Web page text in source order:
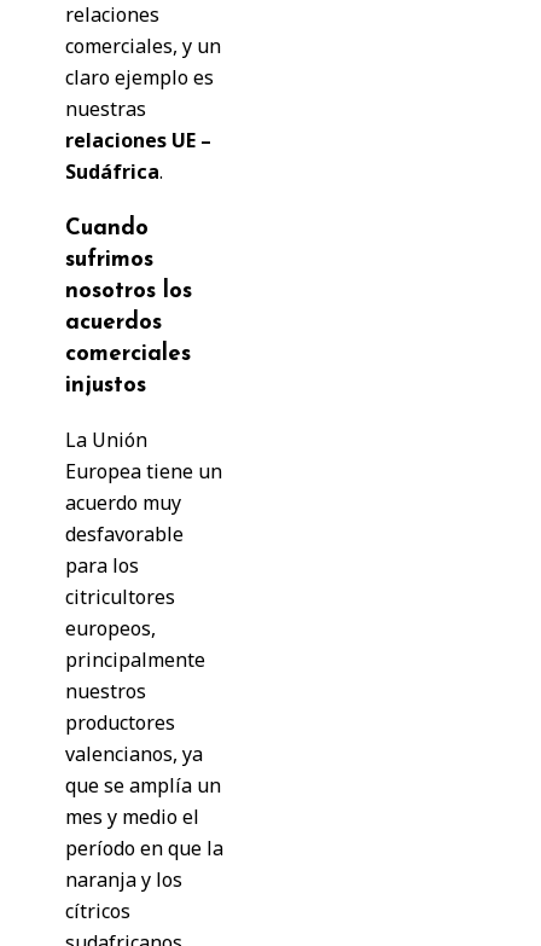
relaciones
comerciales, y un
claro ejemplo es
nuestras
relaciones UE –
Sudáfrica.
Cuando
sufrimos
nosotros los
acuerdos
comerciales
injustos
La Unión
Europea tiene un
acuerdo muy
desfavorable
para los
citricultores
europeos,
principalmente
nuestros
productores
valencianos, ya
que se amplía un
mes y medio el
período en que la
naranja y los
cítricos